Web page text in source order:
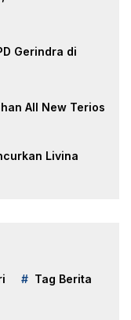
Gerindra di
All New Terios
Livina
Tag Berita